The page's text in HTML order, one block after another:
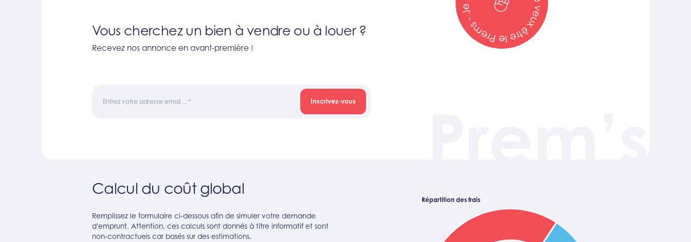
Vous cherchez un bien à vendre ou à louer ?
Recevez nos annonce en avant-première !
Entrez votre adresse email ... * Inscrivez-vous
Calcul du coût global
Remplissez le formulaire ci-dessous afin de simuler votre demande
d'emprunt. Attention, ces calculs sont donnés à titre informatif et sont
non-contractuels car basés sur des estimations.
Répartition des frais